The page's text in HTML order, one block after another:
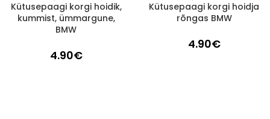
1-3 d.d.
Kütusepaagi korgi hoidik,
kummist, ümmargune,
BMW
4.90€
1-3 d.d.
Kütusepaagi korgi hoidja
rõngas BMW
4.90€